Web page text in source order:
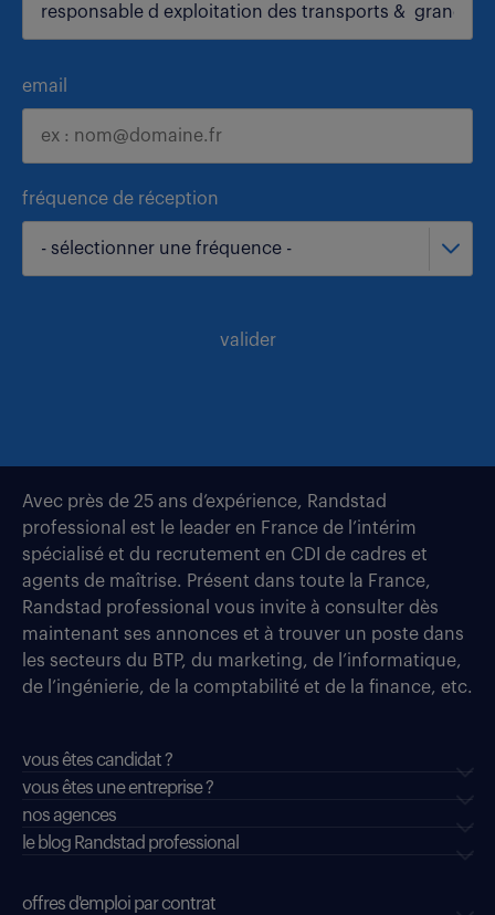
email
fréquence de réception
- sélectionner une fréquence -
valider
Avec près de 25 ans d’expérience, Randstad
professional est le leader en France de l’intérim
spécialisé et du recrutement en CDI de cadres et
agents de maîtrise. Présent dans toute la France,
Randstad professional vous invite à consulter dès
maintenant ses annonces et à trouver un poste dans
les secteurs du BTP, du marketing, de l’informatique,
de l’ingénierie, de la comptabilité et de la finance, etc.
vous êtes candidat ?
vous êtes une entreprise ?
nos agences
le blog Randstad professional
offres d'emploi par contrat